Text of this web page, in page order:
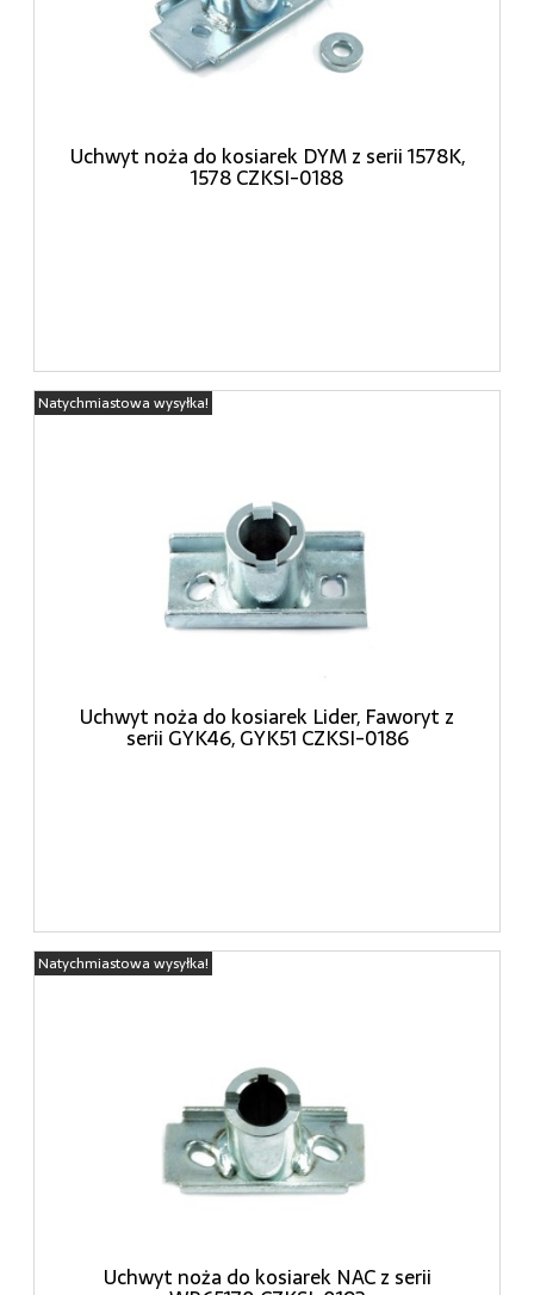
Uchwyt noża do kosiarek DYM z serii 1578K,
1578 CZKSI-0188
Uchwyt noża do kosiarek Lider, Faworyt z
serii GYK46, GYK51 CZKSI-0186
Natychmiastowa wysyłka!
Uchwyt noża do kosiarek NAC z serii
Natychmiastowa wysyłka!